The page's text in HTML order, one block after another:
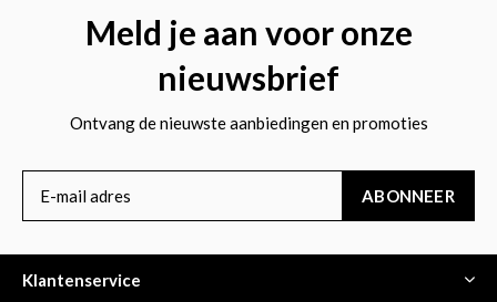
Meld je aan voor onze
nieuwsbrief
Ontvang de nieuwste aanbiedingen en promoties
ABONNEER
Klantenservice